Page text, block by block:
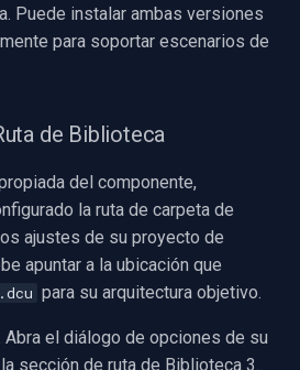
Puede instalar ambas versiones
para soportar escenarios de
de Biblioteca
del componente,
la ruta de carpeta de
ajustes de su proyecto de
apuntar a la ubicación que
.dcu para su arquitectura objetivo.
Abra el diálogo de opciones de su
sección de ruta de Biblioteca 3.